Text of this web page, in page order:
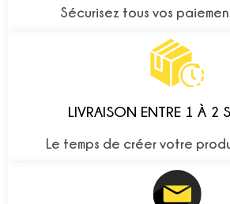
Sécurisez tous vos
LIVRAISON ENTRE 1 À 2
Le temps de créer votre